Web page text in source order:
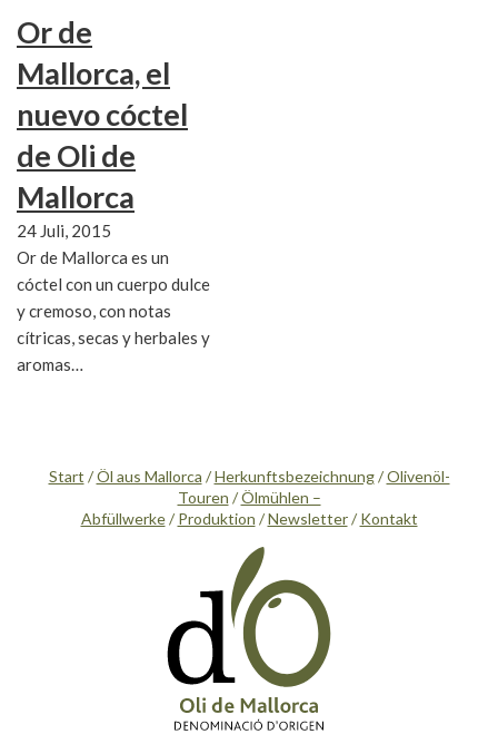
Or de
Mallorca, el
nuevo cóctel
de Oli de
Mallorca
24 Juli, 2015
Or de Mallorca es un
cóctel con un cuerpo dulce
y cremoso, con notas
cítricas, secas y herbales y
aromas…
Start /Öl aus Mallorca /Herkunftsbezeichnung/Olivenöl-
Touren /Ölmühlen –
Abfüllwerke/ Produktion /Newsletter/ Kontakt